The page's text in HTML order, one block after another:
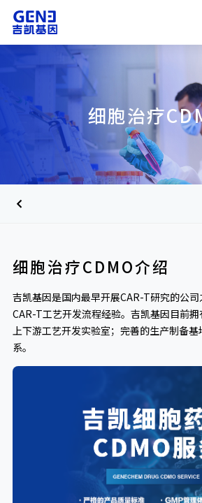
细胞治疗
细胞治疗CDMO介绍
吉凯基因是国内最早开展CAR-T研究的公
CAR-T工艺开发流程经验。吉凯基因目前拥
上下游工艺开发实验室；完善的生产制备
系。